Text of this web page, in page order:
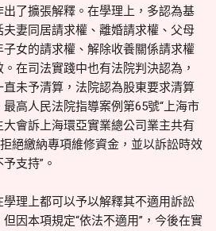
了擴張解釋。在學理上，多認為基
妻同居請求權、離婚請求權、父母
女的請求權、解除收養關係請求權
在司法實踐中也有法院判決認為，
未予清算，法院認為股東要求清算
高人民法院指導案例第65號“上海市
會訴上海環亞實業總公司業主共有
絕繳納專項維修資金，並以訴訟時效
支持”。
理上都可以予以解釋其不適用訴訟
因本項規定“依法不適用”，今後在實